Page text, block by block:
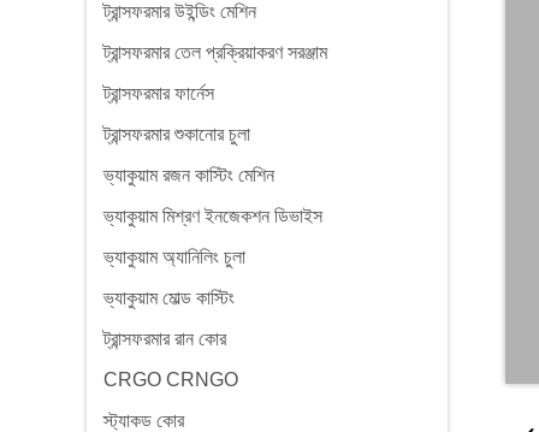
ট্রান্সফরমার উইন্ডিং মেশিন
ট্রান্সফরমার তেল প্রক্রিয়াকরণ সরঞ্জাম
ট্রান্সফরমার ফার্নেস
ট্রান্সফরমার শুকানোর চুলা
ভ্যাকুয়াম রজন কাস্টিং মেশিন
ভ্যাকুয়াম মিশ্রণ ইনজেকশন ডিভাইস
ভ্যাকুয়াম অ্যানিলিং চুলা
ভ্যাকুয়াম মোল্ড কাস্টিং
ট্রান্সফরমার রান কোর
CRGO CRNGO
স্ট্যাকড কোর